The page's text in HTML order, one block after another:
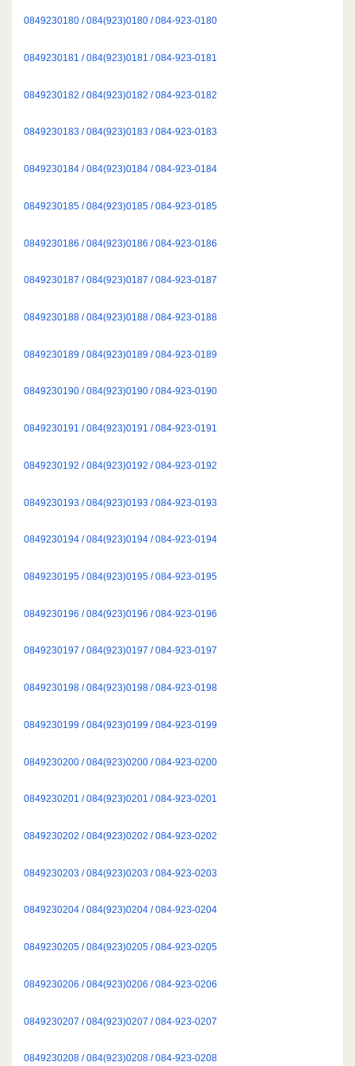
0849230180 / 084(923)0180 / 084-923-0180
0849230181 / 084(923)0181 / 084-923-0181
0849230182 / 084(923)0182 / 084-923-0182
0849230183 / 084(923)0183 / 084-923-0183
0849230184 / 084(923)0184 / 084-923-0184
0849230185 / 084(923)0185 / 084-923-0185
0849230186 / 084(923)0186 / 084-923-0186
0849230187 / 084(923)0187 / 084-923-0187
0849230188 / 084(923)0188 / 084-923-0188
0849230189 / 084(923)0189 / 084-923-0189
0849230190 / 084(923)0190 / 084-923-0190
0849230191 / 084(923)0191 / 084-923-0191
0849230192 / 084(923)0192 / 084-923-0192
0849230193 / 084(923)0193 / 084-923-0193
0849230194 / 084(923)0194 / 084-923-0194
0849230195 / 084(923)0195 / 084-923-0195
0849230196 / 084(923)0196 / 084-923-0196
0849230197 / 084(923)0197 / 084-923-0197
0849230198 / 084(923)0198 / 084-923-0198
0849230199 / 084(923)0199 / 084-923-0199
0849230200 / 084(923)0200 / 084-923-0200
0849230201 / 084(923)0201 / 084-923-0201
0849230202 / 084(923)0202 / 084-923-0202
0849230203 / 084(923)0203 / 084-923-0203
0849230204 / 084(923)0204 / 084-923-0204
0849230205 / 084(923)0205 / 084-923-0205
0849230206 / 084(923)0206 / 084-923-0206
0849230207 / 084(923)0207 / 084-923-0207
0849230208 / 084(923)0208 / 084-923-0208